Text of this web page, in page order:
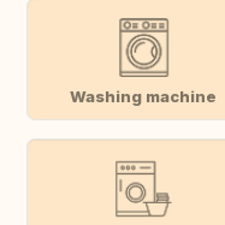
Washing machine